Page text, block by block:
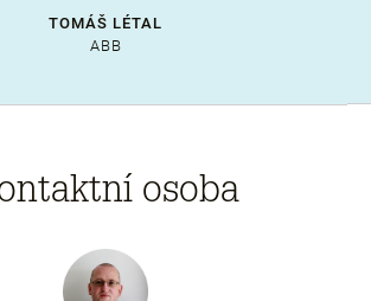
TOMÁŠ LÉTAL
ABB
osoba